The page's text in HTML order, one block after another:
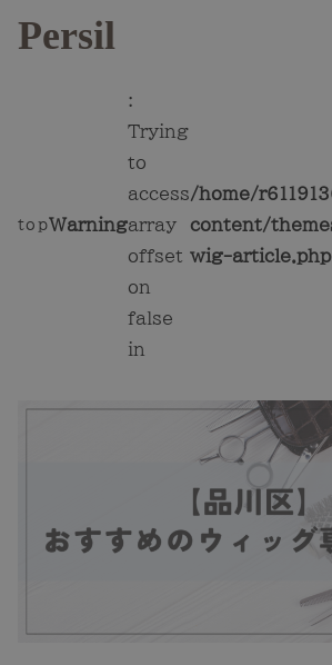
Persil
topWarning
:
Trying
to
access
array
offset
on
false
in
/home/
content/
wig-article.php